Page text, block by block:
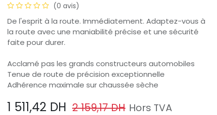
(0 avis)
De l'esprit à la route. Immédiatement. Adaptez-vous à
la route avec une maniabilité précise et une sécurité
faite pour durer.
Acclamé pas les grands constructeurs automobiles
Tenue de route de précision exceptionnelle
Adhérence maximale sur chaussée sèche
1 511,42 DH 2 159,17DH Hors TVA